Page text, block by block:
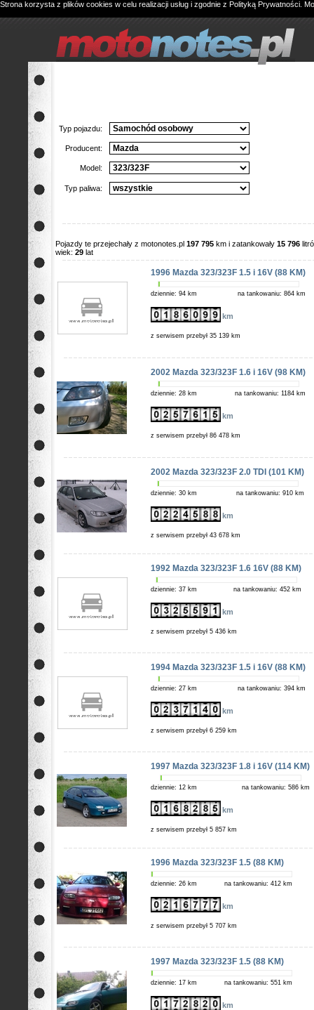
Strona korzysta z plików cookies w celu realizacji usług i zgodnie z Polityką Prywatności .
Typ pojazdu:
Producent:
Model:
Typ paliwa:
Pojazdy te przejechały z motonotes.pl 197 795 km i zatankowały 15 796
wiek: 29 lat
1996 Mazda 323/323F 1.5 i 16V (88 KM)
dziennie: 94 km na tankowaniu: 864 km
km
z serwisem przebył 35 139 km
2002 Mazda 323/323F 1.6 i 16V (98 KM)
dziennie: 28 km na tankowaniu: 1184 km
km
z serwisem przebył 86 478 km
2002 Mazda 323/323F 2.0 TDI (101 KM)
dziennie: 30 km na tankowaniu: 910 km
km
z serwisem przebył 43 678 km
1992 Mazda 323/323F 1.6 16V (88 KM)
dziennie: 37 km na tankowaniu: 452 km
km
z serwisem przebył 5 436 km
1994 Mazda 323/323F 1.5 i 16V (88 KM)
dziennie: 27 km na tankowaniu: 394 km
km
z serwisem przebył 6 259 km
1997 Mazda 323/323F 1.8 i 16V (114 KM)
dziennie: 12 km na tankowaniu: 586 km
km
z serwisem przebył 5 857 km
1996 Mazda 323/323F 1.5 (88 KM)
dziennie: 26 km na tankowaniu: 412 km
km
z serwisem przebył 5 707 km
1997 Mazda 323/323F 1.5 (88 KM)
dziennie: 17 km na tankowaniu: 551 km
km